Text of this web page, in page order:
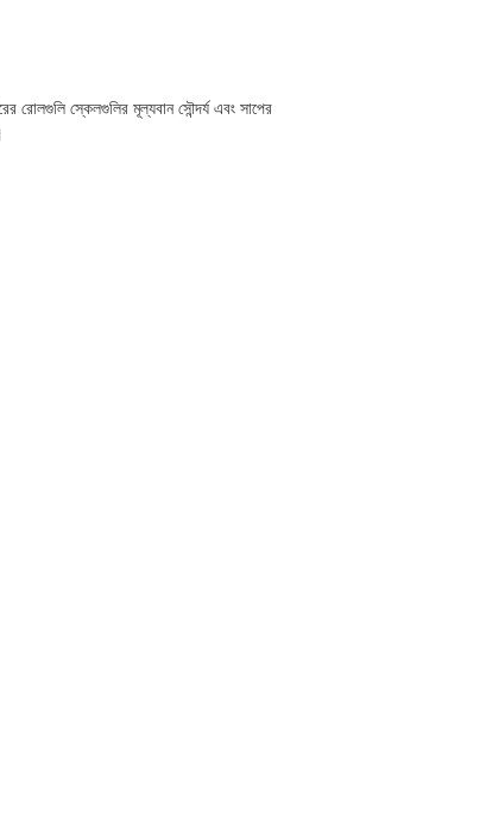
রোলগুলি স্কেলগুলির মূল্যবান সৌন্দর্য এবং সাপের